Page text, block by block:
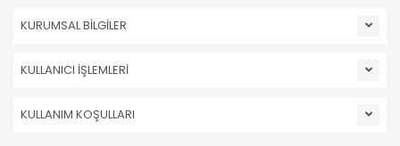
KURUMSAL BİLGİLER
KULLANICI İŞLEMLERİ
KULLANIM KOŞULLARI